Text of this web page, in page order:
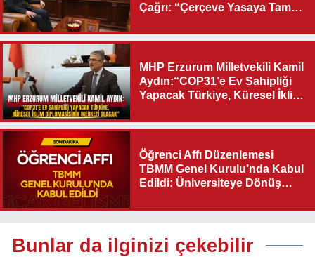
Çağrı: “Çerçeve Yasaya Tam
MHP Erzurum Milletvekili Kamil
Aydın:“COP31’e Ev Sahipliği
Yapacak Türkiye, Küresel İklim
Olacak"
Öğrenci Affı Düzenlemesi
TBMM Genel Kurulu’nda Kabul
Edildi: Üniversiteye Dönüş
Bunlar da ilginizi çekebilir